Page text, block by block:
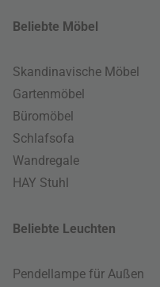
Beliebte Möbel
Skandinavische Möbel
Gartenmöbel
Büromöbel
Schlafsofa
Wandregale
HAY Stuhl
Beliebte Leuchten
Pendellampe für Außen